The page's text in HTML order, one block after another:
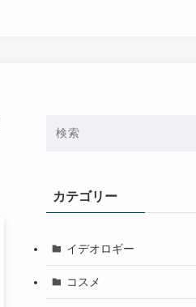
カテゴリー
イデオロギー
コスメ